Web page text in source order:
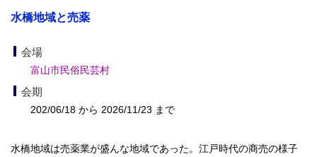
水橋地域と売薬
会場
富山市民俗民芸村
会期
202/06/18 から 2026/11/23 まで
水橋地域は売薬業が盛んな地域であった。江戸時代の商売の様子